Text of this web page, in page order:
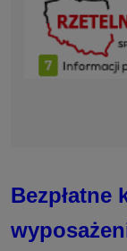
Bezpłatne